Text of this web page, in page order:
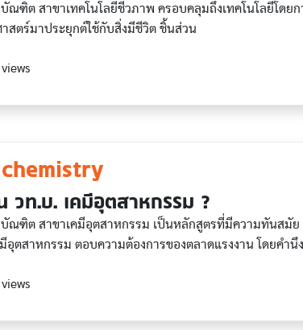
ณฑิต สาขาเทคโนโลยีชีวภาพ ครอบคลุมถึงเทคโนโลยีโดย
สตร์มาประยุกต์ใช้กับสิ่งมีชีวิต ชิ้นส่วน
วท.บ. เคมีอุตสาหกรรม ?
ณฑิต สาขาเคมีอุตสาหกรรม เป็นหลักสูตรที่มีความทันส
อุตสาหกรรม ตอบความต้องการของตลาดแรงงาน โดยคำ
chemistry